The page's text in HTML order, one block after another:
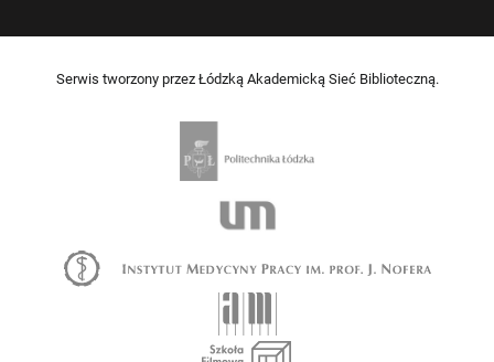
Serwis tworzony przez Łódzką Akademicką Sieć Biblioteczną.